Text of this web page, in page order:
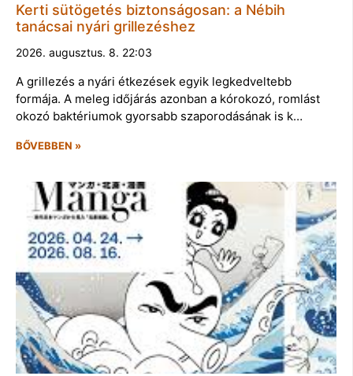
Kerti sütögetés biztonságosan: a Nébih
tanácsai nyári grillezéshez
2026. augusztus. 8. 22:03
A grillezés a nyári étkezések egyik legkedveltebb
formája. A meleg időjárás azonban a kórokozó, romlást
okozó baktériumok gyorsabb szaporodásának is k…
BŐVEBBEN »